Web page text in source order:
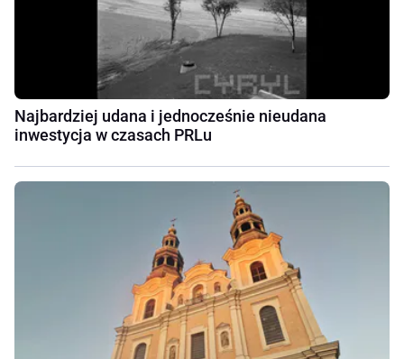
Najbardziej udana i jednocześnie nieudana
inwestycja w czasach PRLu